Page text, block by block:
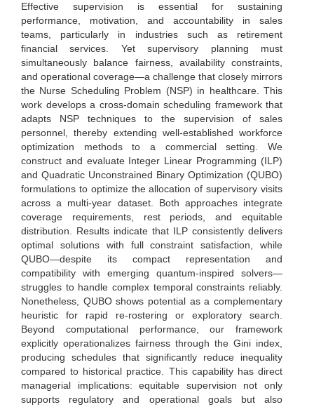
Effective supervision is essential for sustaining
performance, motivation, and accountability in sales
teams, particularly in industries such as retirement
financial services. Yet supervisory planning must
simultaneously balance fairness, availability constraints,
and operational coverage—a challenge that closely mirrors
the Nurse Scheduling Problem (NSP) in healthcare. This
work develops a cross-domain scheduling framework that
adapts NSP techniques to the supervision of sales
personnel, thereby extending well-established workforce
optimization methods to a commercial setting. We
construct and evaluate Integer Linear Programming (ILP)
and Quadratic Unconstrained Binary Optimization (QUBO)
formulations to optimize the allocation of supervisory visits
across a multi-year dataset. Both approaches integrate
coverage requirements, rest periods, and equitable
distribution. Results indicate that ILP consistently delivers
optimal solutions with full constraint satisfaction, while
QUBO—despite its compact representation and
compatibility with emerging quantum-inspired solvers—
struggles to handle complex temporal constraints reliably.
Nonetheless, QUBO shows potential as a complementary
heuristic for rapid re-rostering or exploratory search.
Beyond computational performance, our framework
explicitly operationalizes fairness through the Gini index,
producing schedules that significantly reduce inequality
compared to historical practice. This capability has direct
managerial implications: equitable supervision not only
supports regulatory and operational goals but also